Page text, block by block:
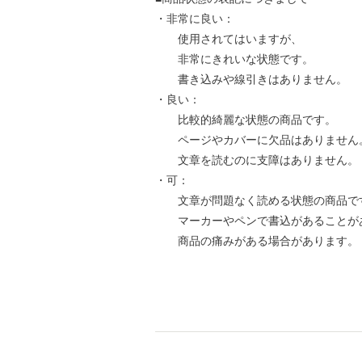
・非常に良い：
使用されてはいますが、
非常にきれいな状態です。
書き込みや線引きはありません。
・良い：
比較的綺麗な状態の商品です。
ページやカバーに欠品はありません
文章を読むのに支障はありません。
・可：
文章が問題なく読める状態の商品で
マーカーやペンで書込があることが
商品の痛みがある場合があります。